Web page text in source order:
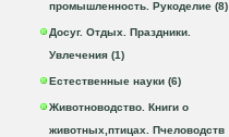
промышленность. Рукоделие (8)
Досуг. Отдых. Праздники.
Увлечения (1)
Естественные науки (6)
Животноводство. Книги о
животных,птицах. Пчеловодств